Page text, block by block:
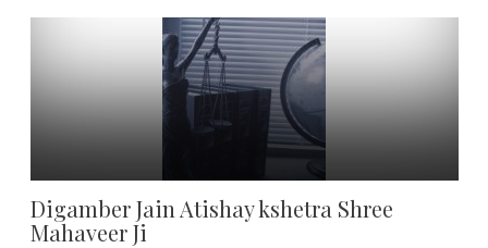
Digamber Jain Atishay kshetra Shree
Mahaveer Ji